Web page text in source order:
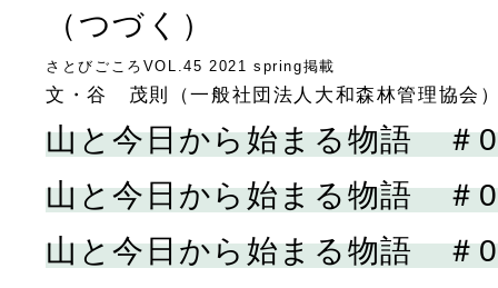
（つづく）
さとびごころVOL.45 2021 spring掲載
文・谷 茂則（一般社団法人大和森林管理協会
山と今日から始まる物語 ＃
山と今日から始まる物語 ＃
山と今日から始まる物語 ＃